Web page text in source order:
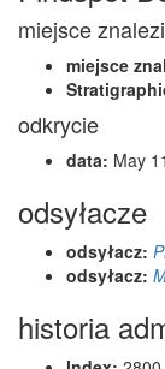
miejsce
miejsce
odkrycie
data: May
odsyłacze
odsyłacz:
odsyłacz:
historia